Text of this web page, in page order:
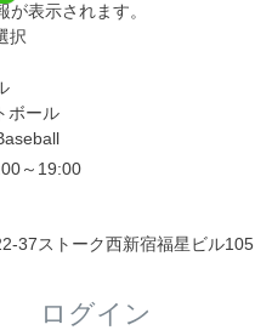
～19:00
37ストーク西新宿福星ビル105
表示されます。
択
ボール
ログイン